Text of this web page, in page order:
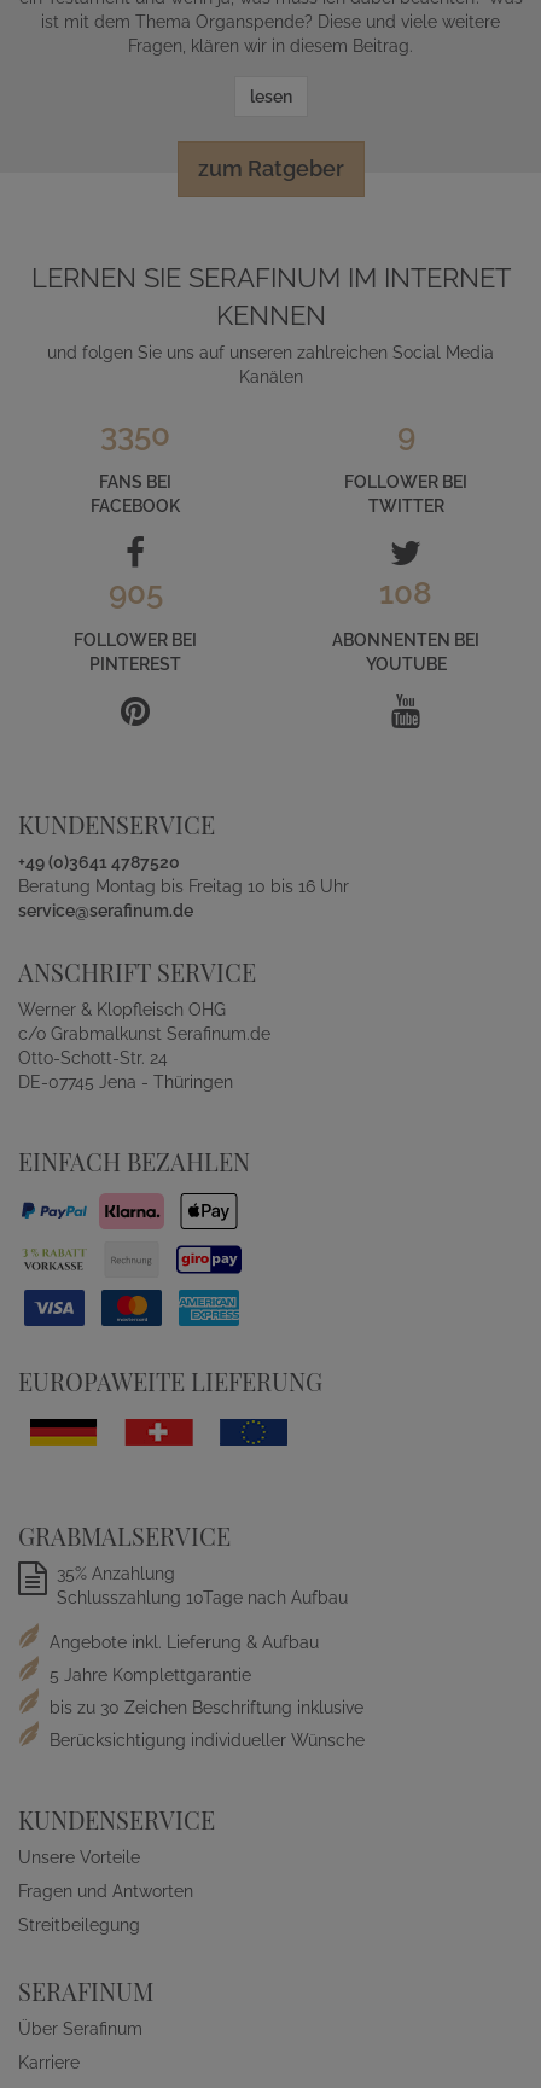
ist mit dem Thema Organspende? Diese und viele weitere
Fragen, klären wir in diesem Beitrag.
lesen
zum Ratgeber
LERNEN SIE SERAFINUM IM INTERNET
KENNEN
und folgen Sie uns auf unseren zahlreichen Social Media
Kanälen
3350
FANS BEI
FACEBOOK
9
FOLLOWER BEI
TWITTER
905
FOLLOWER BEI
PINTEREST
108
ABONNENTEN BEI
YOUTUBE
KUNDENSERVICE
+49 (0)3641 4787520
Beratung Montag bis Freitag 10 bis 16 Uhr
service@serafinum.de
ANSCHRIFT SERVICE
Werner & Klopfleisch OHG
c/o Grabmalkunst Serafinum.de
Otto-Schott-Str. 24
DE-07745 Jena - Thüringen
EINFACH BEZAHLEN
EUROPAWEITE LIEFERUNG
GRABMALSERVICE
35% Anzahlung
Schlusszahlung 10Tage nach Aufbau
Angebote inkl. Lieferung & Aufbau
5 Jahre Komplettgarantie
bis zu 30 Zeichen Beschriftung inklusive
Berücksichtigung individueller Wünsche
KUNDENSERVICE
Unsere Vorteile
Fragen und Antworten
Streitbeilegung
SERAFINUM
Über Serafinum
Karriere